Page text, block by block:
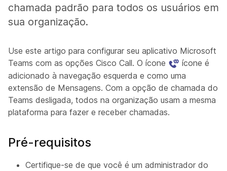
chamada padrão para todos os usuários em
sua organização.
Use este artigo para configurar seu aplicativo Microsoft
Teams com as opções Cisco Call. O ícone
ícone é
adicionado à navegação esquerda e como uma
extensão de Mensagens. Com a opção de chamada do
Teams desligada, todos na organização usam a mesma
plataforma para fazer e receber chamadas.
Pré-requisitos
Certifique-se de que você é um administrador do